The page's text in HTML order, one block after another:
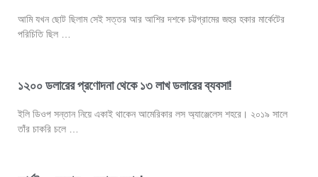
আমি যখন ছোট ছিলাম সেই সত্তর আর আশির দশকে চট্টগ্রামের জহুর হকার মার্কেটের
পরিচিতি ছিল …
১২০০ ডলারের প্রণোদনা থেকে ১৩ লাখ ডলারের ব্যবসা!
ইলি ডিওপ সন্তান নিয়ে একাই থাকেন আমেরিকার লস অ্যাঞ্জেলেস শহরে। ২০১৯ সালে
তাঁর চাকরি চলে …